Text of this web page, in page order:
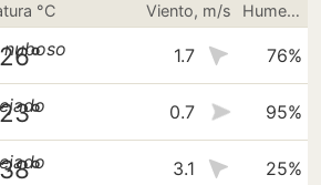
°C Viento, m/s Humedad
26° 1.7 76%
23° 0.7 95%
38° 3.1 25%